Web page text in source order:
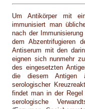
Um Antikörper mit
immunisiert man
nach der
dem Abzentrifugieren
Antiserum mit den
eignen sich nunmehr
des eingesetzten
die diesem Antigen
serologischer
findet man in der
serologische